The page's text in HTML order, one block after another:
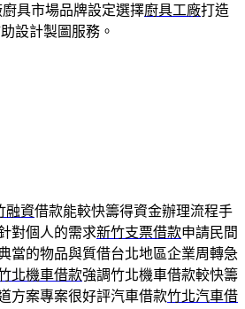
具市場品牌設定選擇廚具工廠打造
設計製圖服務。
融資借款能較快籌得資金辦理流程手
對個人的需求新竹支票借款申請民間
當的物品與質借台北地區企業周轉急
北機車借款強調竹北機車借款較快籌
方案專案很好評汽車借款竹北汽車借